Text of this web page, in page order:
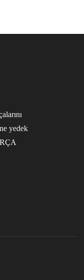
yedek